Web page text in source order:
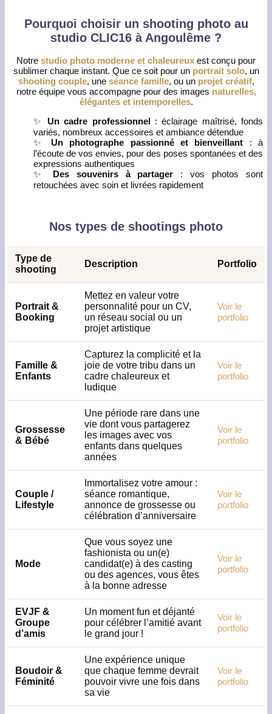
Pourquoi choisir un shooting photo au
studio CLIC16 à Angoulême ?
Notre studio photo moderne et chaleureux est conçu pour
sublimer chaque instant. Que ce soit pour un portrait solo, un
shooting couple, une séance famille, ou un projet créatif,
notre équipe vous accompagne pour des images naturelles,
élégantes et intemporelles.
✨ Un cadre professionnel: éclairage maîtrisé, fonds
variés, nombreux accessoires et ambiance détendue
✨ Un photographe passionné et bienveillant : à
l’écoute de vos envies, pour des poses spontanées et des
expressions authentiques
✨ Des souvenirs à partager : vos photos sont
retouchées avec soin et livrées rapidement
Nos types de shootings photo
Type de
shooting
Description Portfolio
Portrait &
Booking
Mettez en valeur votre
personnalité pour un CV,
un réseau social ou un
projet artistique
Voir le
portfolio
Famille &
Enfants
Capturez la complicité et la
joie de votre tribu dans un
cadre chaleureux et
ludique
Voir le
portfolio
Grossesse
& Bébé
Une période rare dans une
vie dont vous partagerez
les images avec vos
enfants dans quelques
années
Voir le
portfolio
Couple /
Lifestyle
Immortalisez votre amour :
séance romantique,
annonce de grossesse ou
célébration d’anniversaire
Voir le
portfolio
Mode
Que vous soyez une
fashionista ou un(e)
candidat(e) à des casting
ou des agences, vous êtes
à la bonne adresse
Voir le
portfolio
EVJF &
Groupe
d’amis
Un moment fun et déjanté
pour célébrer l’amitié avant
le grand jour !
Voir le
portfolio
Boudoir &
Féminité
Une expérience unique
que chaque femme devrait
pouvoir vivre une fois dans
sa vie
Voir le
portfolio